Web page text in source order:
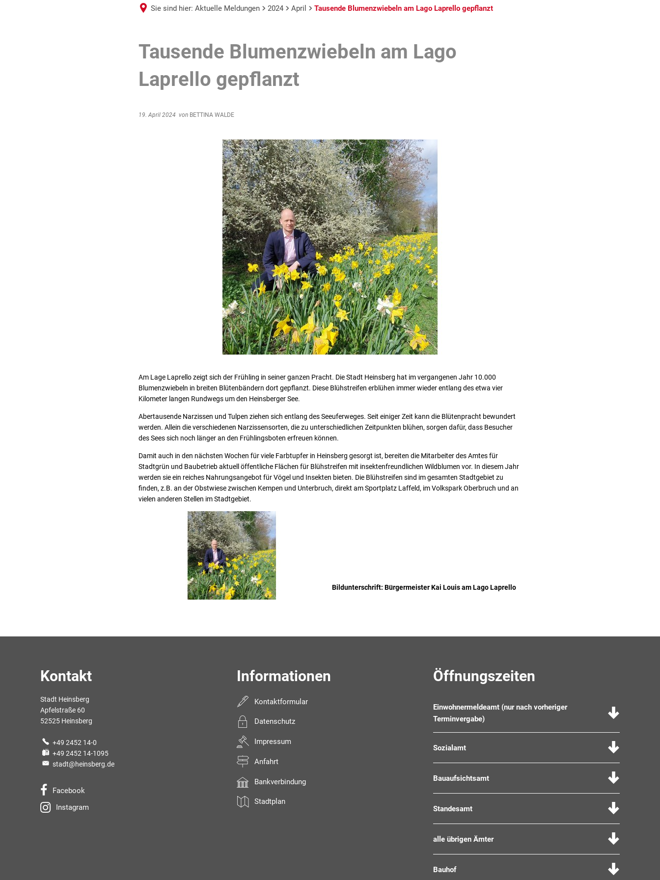
Sie sind hier: Aktuelle Meldungen 2024 April Tausende Blumenzwiebeln am Lago Laprello gepflanzt
Tausende Blumenzwiebeln am Lago
Laprello gepflanzt
19. April 2024 von BETTINA WALDE
Am Lage Laprello zeigt sich der Frühling in seiner ganzen Pracht. Die Stadt Heinsberg hat im vergangenen Jahr 10.000
Blumenzwiebeln in breiten Blütenbändern dort gepflanzt. Diese Blühstreifen erblühen immer wieder entlang des etwa vier
Kilometer langen Rundwegs um den Heinsberger See.
Abertausende Narzissen und Tulpen ziehen sich entlang des Seeuferweges. Seit einiger Zeit kann die Blütenpracht bewundert
werden. Allein die verschiedenen Narzissensorten, die zu unterschiedlichen Zeitpunkten blühen, sorgen dafür, dass Besucher
des Sees sich noch länger an den Frühlingsboten erfreuen können.
Damit auch in den nächsten Wochen für viele Farbtupfer in Heinsberg gesorgt ist, bereiten die Mitarbeiter des Amtes für
Stadtgrün und Baubetrieb aktuell öffentliche Flächen für Blühstreifen mit insektenfreundlichen Wildblumen vor. In diesem Jahr
werden sie ein reiches Nahrungsangebot für Vögel und Insekten bieten. Die Blühstreifen sind im gesamten Stadtgebiet zu
finden, z.B. an der Obstwiese zwischen Kempen und Unterbruch, direkt am Sportplatz Laffeld, im Volkspark Oberbruch und an
vielen anderen Stellen im Stadtgebiet.
Bildunterschrift: Bürgermeister Kai Louis am Lago Laprello
Kontakt
Stadt Heinsberg
Apfelstraße 60
52525 Heinsberg
+49 2452 14-0
+49 2452 14-1095
stadt@heinsberg.de
Facebook
Instagram
Informationen
Kontaktformular
Datenschutz
Impressum
Anfahrt
Bankverbindung
Stadtplan
Öffnungszeiten
Einwohnermeldeamt (nur nach vorheriger
Terminvergabe)
Sozialamt
Bauaufsichtsamt
Standesamt
alle übrigen Ämter
Bauhof